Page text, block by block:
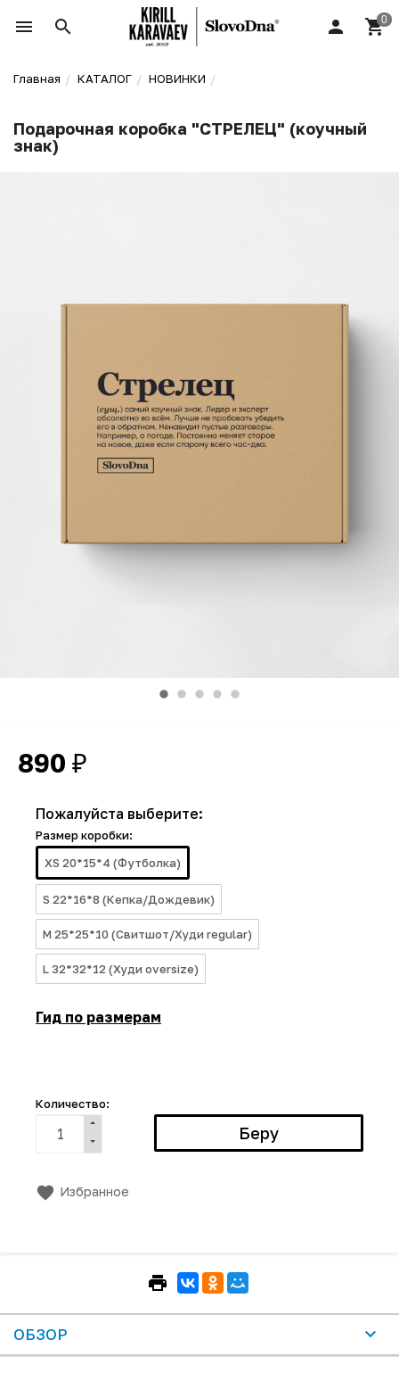
Главная КАТАЛОГ НОВИНКИ
Подарочная коробка "СТРЕЛЕЦ" (коучный
знак)
890 ₽
Пожалуйста выберите:
Размер коробки:
XS 20*15*4 (Футболка)
S 22*16*8 (Кепка/Дождевик)
M 25*25*10 (Свитшот/Худи regular)
L 32*32*12 (Худи oversize)
Гид по размерам
Количество:
Избранное
ОБЗОР